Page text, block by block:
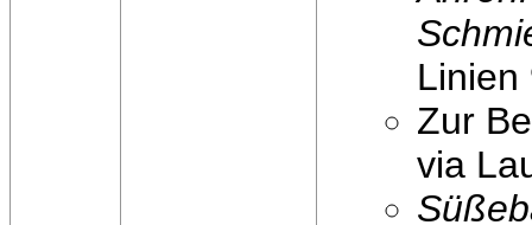
Linien
Zur
via